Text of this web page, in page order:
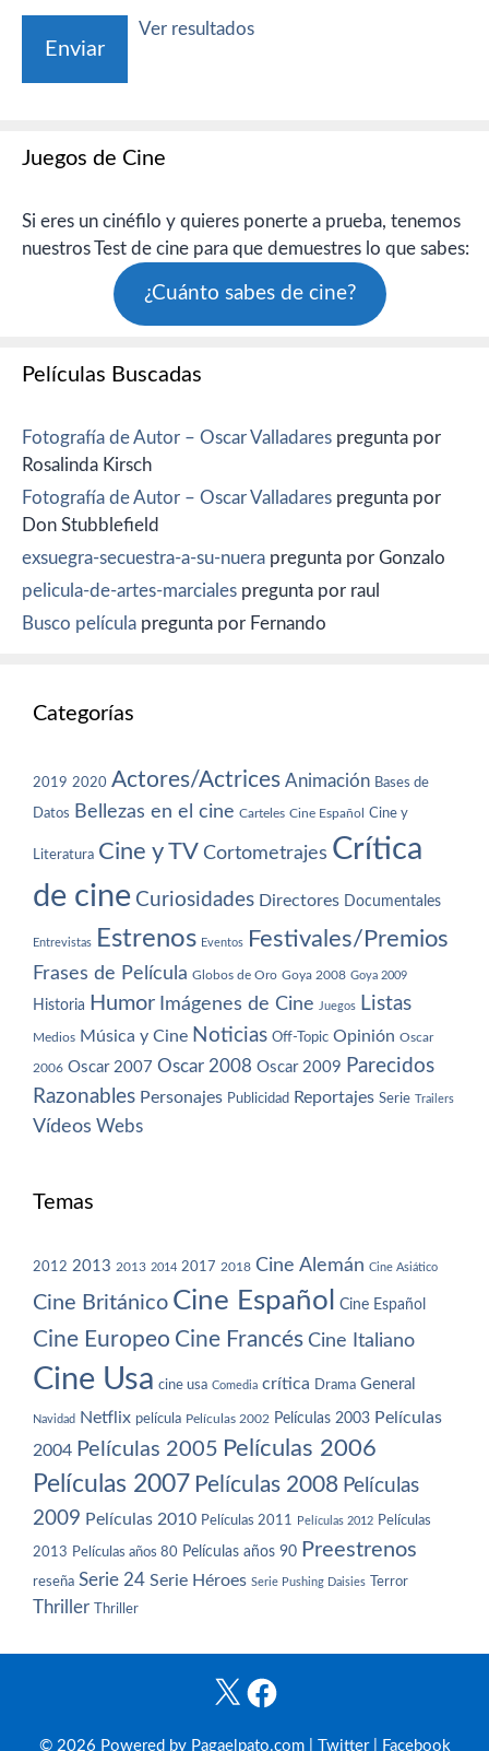
Ver resultados
Juegos de Cine
Si eres un cinéfilo y quieres ponerte a prueba, tenemos
nuestros Test de cine para que demuestres lo que sabes:
¿Cuánto sabes de cine?
Películas Buscadas
Fotografía de Autor – Oscar Valladares pregunta por
Rosalinda Kirsch
Fotografía de Autor – Oscar Valladares pregunta por
Don Stubblefield
exsuegra-secuestra-a-su-nuera pregunta por Gonzalo
pelicula-de-artes-marciales pregunta por raul
Busco película pregunta por Fernando
Categorías
2019 2020 Actores/Actrices Animación Bases de
Datos Bellezas en el cine Carteles Cine Español Cine y
Literatura Cine y TV Cortometrajes Crítica
de cine Curiosidades Directores Documentales
Entrevistas Estrenos Eventos Festivales/Premios
Frases de Película Globos de Oro Goya 2008 Goya 2009
Historia Humor Imágenes de Cine Juegos Listas
Medios Música y Cine Noticias Off-Topic Opinión Oscar
2006 Oscar 2007 Oscar 2008 Oscar 2009 Parecidos
Razonables Personajes Publicidad Reportajes Serie Trailers
Vídeos Webs
Temas
2012 2013 2013 2014 2017 2018 Cine Alemán Cine Asiático
Cine Británico Cine Español Cine Español
Cine Europeo Cine Francés Cine Italiano
Cine Usa cine usa Comedia crítica Drama General
Navidad Netflix película Películas 2002 Películas 2003 Películas
2004 Películas 2005 Películas 2006
Películas 2007 Películas 2008 Películas
2009 Películas 2010 Películas 2011 Películas 2012 Películas
2013 Películas años 80 Películas años 90 Preestrenos
reseña Serie 24 Serie Héroes Serie Pushing Daisies Terror
Thriller Thriller
X Facebook
© 2026 Powered by Pagaelpato.com | Twitter| Facebook